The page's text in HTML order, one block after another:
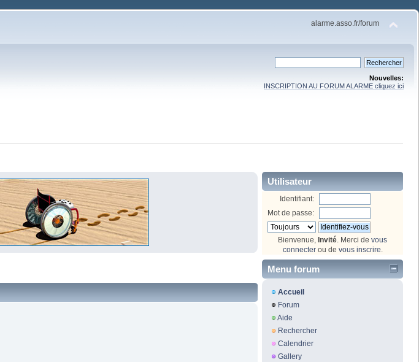
alarme.asso.fr/forum
Nouvelles:
INSCRIPTION AU FORUM ALARME cliquez ici
Utilisateur
Identifiant:
Mot de passe:
Bienvenue, Invité . Merci de vous
connecterou de vous inscrire
Menu forum
Accueil
Forum
Aide
Rechercher
Calendrier
Gallery